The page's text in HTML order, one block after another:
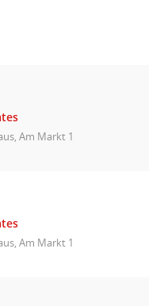
Am Markt 1
Am Markt 1